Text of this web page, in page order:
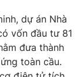
dự án Nhà
vốn đầu tư 81
đưa thành
toàn cầu.